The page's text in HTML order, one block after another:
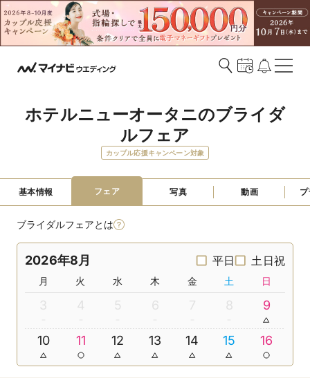
ホテルニューオータニのブライダ
ルフェア
カップル応援キャンペーン対象
基本情報 フェア 写真 動画
ブライダルフェアとは
2026年8月 平日 土日祝
月 火 水 木 金 土 日
3 4 5 6 7 8 9
10 11 12 13 14 15 16